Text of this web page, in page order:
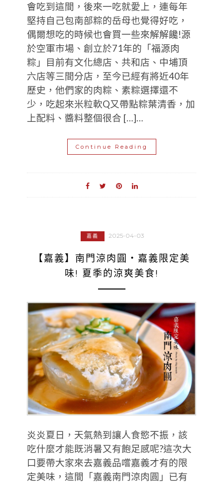
會吃到這間，後來一吃就愛上，連每年
堅持自己包南部粽的岳母也覺得好吃，
偶爾想吃的時候也會買一些來解解饞!源
於空軍市場、創立於71年的「福源肉
粽」目前有文化總店、共和店、中埔頂
六店等三間分店，至今已經有將近40年
歷史，他們家的肉粽、素粽選擇還不
少，吃起來米粒軟Q又帶點粽葉清香，加
上配料、醬料整個很合 […]…
Continue Reading
嘉義 2025-04-03
【嘉義】南門涼肉圓‧嘉義限定美
味! 夏季的涼爽美食!
炎炎夏日，天氣熱到讓人食慾不振，該
吃什麼才能既消暑又有飽足感呢?這次大
口要帶大家來去嘉義品嚐嘉義才有的限
定美味，這間「嘉義南門涼肉圓」已有